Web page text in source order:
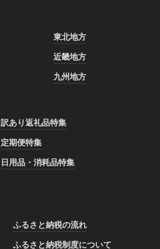
東北地方
近畿地方
九州地方
訳あり返礼品特集
定期便特集
日用品・消耗品特集
ふるさと納税の流れ
ふるさと納税制度について